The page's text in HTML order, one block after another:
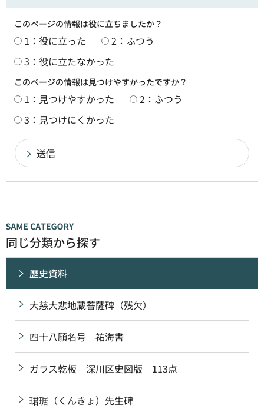
このページの情報は役に立ちましたか？
1：役に立った
2：ふつう
3：役に立たなかった
このページの情報は見つけやすかったですか？
1：見つけやすかった
2：ふつう
3：見つけにくかった
同じ分類から探す
歴史資料
大慈大悲地蔵菩薩碑（残欠）
四十八願名号 祐海書
ガラス乾板 深川区史図版 113点
珺琚（くんきょ）先生碑